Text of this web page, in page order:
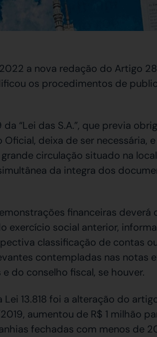
a nova redação do Artigo
os procedimentos de
“Lei das S.A.”, que previa
deixa de ser necessária,
circulação situado na
da integra dos
financeiras deverá
exercício social anterior,
classificação de contas
contempladas nas notas
do conselho fiscal, se houver.
13.818 foi a alteração do
aumentou de R$ 1 milhão
fechadas com menos de